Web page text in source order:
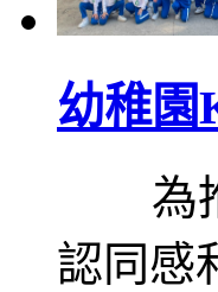
幼稚園
為推
認同感